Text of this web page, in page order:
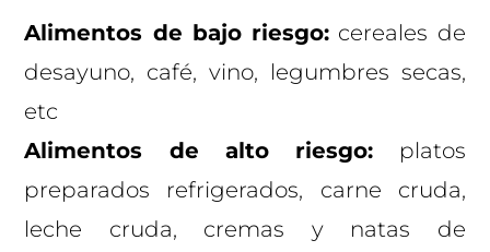
Alimentos de bajo riesgo: cereales de
desayuno, café, vino, legumbres secas,
etc
Alimentos de alto riesgo: platos
preparados refrigerados, carne cruda,
leche cruda, cremas y natas de